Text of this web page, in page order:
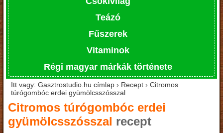
Teázó
Fűszerek
Vitaminok
Régi magyar márkák története
Itt vagy: Gasztrostudio.hu címlap › Recept › Citromos
túrógombóc erdei gyümölcsszósszal
Citromos túrógombóc erdei
gyümölcsszósszal recept